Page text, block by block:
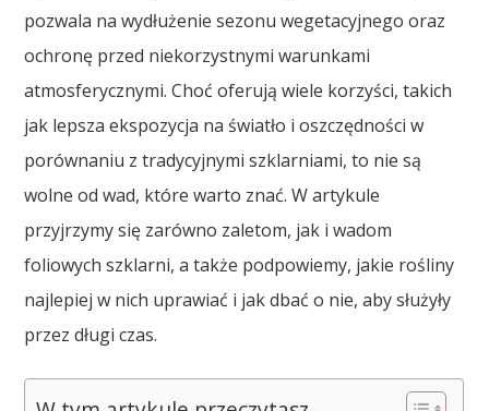
pozwala na wydłużenie sezonu wegetacyjnego oraz
ochronę przed niekorzystnymi warunkami
atmosferycznymi. Choć oferują wiele korzyści, takich
jak lepsza ekspozycja na światło i oszczędności w
porównaniu z tradycyjnymi szklarniami, to nie są
wolne od wad, które warto znać. W artykule
przyjrzymy się zarówno zaletom, jak i wadom
foliowych szklarni, a także podpowiemy, jakie rośliny
najlepiej w nich uprawiać i jak dbać o nie, aby służyły
przez długi czas.